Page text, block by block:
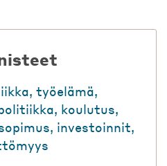
, työelämä,
, koulutus,
, investoinnit,